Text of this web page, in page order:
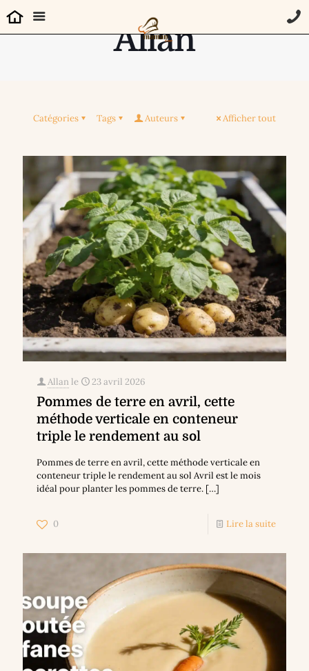
Allan
Catégories Tags Auteurs Afficher tout
Allan le 23 avril 2026
Pommes de terre en avril, cette
méthode verticale en conteneur
triple le rendement au sol
Pommes de terre en avril, cette méthode verticale en
conteneur triple le rendement au sol Avril est le mois
idéal pour planter les pommes de terre. […]
0 Lire la suite